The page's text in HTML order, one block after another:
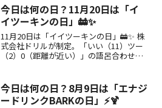
今日は何の日？11月20日は「イ
イツーキンの日」🚋✨
11月20日は「イイツーキンの日」🚋✨ 株
式会社ドリルが制定。「いい（11）ツー
（2）0（距離が近い）」の語呂合わせに
今日は何の日？8月9日は「エナジ
ードリンクBARKの日」⚡️🍹